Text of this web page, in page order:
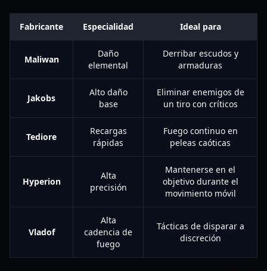
Fabricante Especialidad Ideal para
Maliwan
Daño
elemental
Derribar escudos y
armaduras
Jakobs
Alto daño
base
Eliminar enemigos de
un tiro con críticos
Tediore
Recargas
rápidas
Fuego continuo en
peleas caóticas
Hyperion
Alta
precisión
Mantenerse en el
objetivo durante el
movimiento móvil
Vladof
Alta
cadencia de
fuego
Tácticas de disparar a
discreción